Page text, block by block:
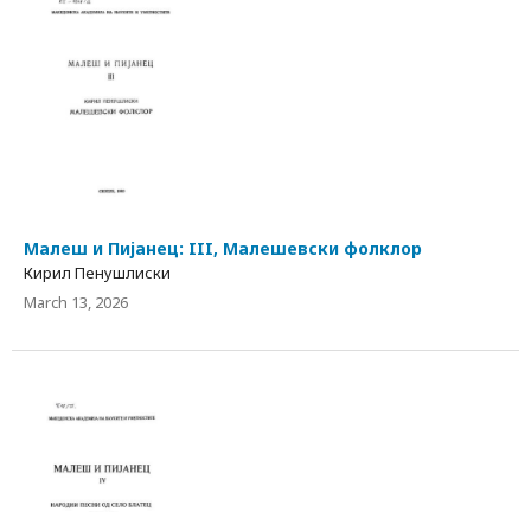
Малеш и Пијанец: III, Малешевски фолклор
Кирил Пенушлиски
March 13, 2026